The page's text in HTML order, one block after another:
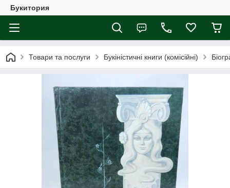
Букитория
Товари та послуги Букіністичні книги (комісійні)